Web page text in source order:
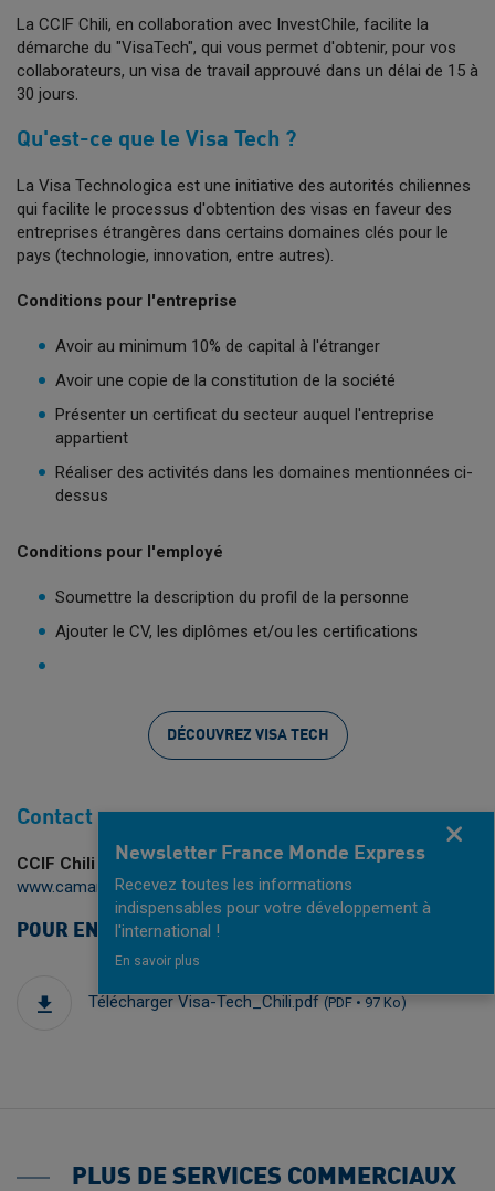
La CCIF Chili, en collaboration avec InvestChile, facilite la
démarche du "VisaTech", qui vous permet d'obtenir, pour vos
collaborateurs, un visa de travail approuvé dans un délai de 15 à
30 jours.
Qu'est-ce que le Visa Tech ?
La Visa Technologica est une initiative des autorités chiliennes
qui facilite le processus d'obtention des visas en faveur des
entreprises étrangères dans certains domaines clés pour le
pays (technologie, innovation, entre autres).
Conditions pour l'entreprise
Avoir au minimum 10% de capital à l'étranger
Avoir une copie de la constitution de la société
Présenter un certificat du secteur auquel l'entreprise
appartient
Réaliser des activités dans les domaines mentionnées ci-
dessus
Conditions pour l'employé
Soumettre la description du profil de la personne
Ajouter le CV, les diplômes et/ou les certifications
DÉCOUVREZ VISA TECH
Contact
CCIF Chili
www.camarafrancochilena.cl/fr
POUR EN SAVOIR PLUS
Télécharger Visa-Tech_Chili.pdf (PDF • 97 Ko)
PLUS DE SERVICES COMMERCIAUX
Newsletter France Monde Express
Recevez toutes les informations
indispensables pour votre développement à
l'international !
En savoir plus